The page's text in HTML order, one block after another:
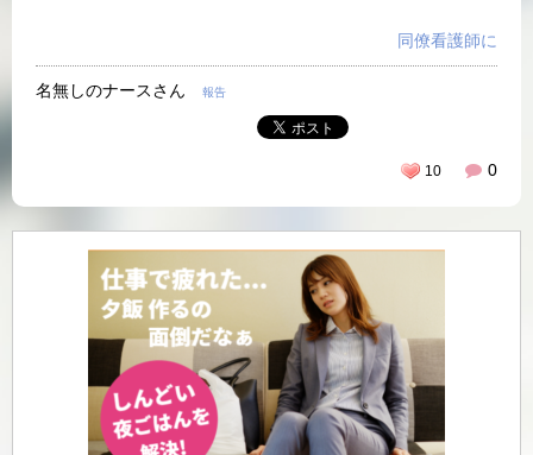
同僚看護師に
名無しのナースさん 報告
0
10